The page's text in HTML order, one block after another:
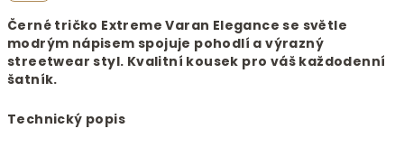
Černé tričko Extreme Varan Elegance se světle
modrým nápisem spojuje pohodlí a výrazný
streetwear styl. Kvalitní kousek pro váš každodenní
šatník.
Technický popis